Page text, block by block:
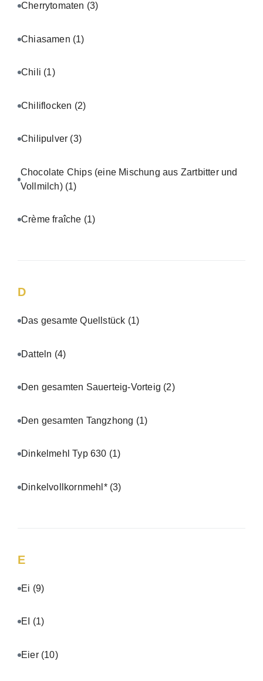
Cherrytomaten (3)
Chiasamen (1)
Chili (1)
Chiliflocken (2)
Chilipulver (3)
Chocolate Chips (eine Mischung aus Zartbitter und
Vollmilch) (1)
Crème fraîche (1)
D
Das gesamte Quellstück (1)
Datteln (4)
Den gesamten Sauerteig-Vorteig (2)
Den gesamten Tangzhong (1)
Dinkelmehl Typ 630 (1)
Dinkelvollkornmehl* (3)
E
Ei (9)
EI (1)
Eier (10)